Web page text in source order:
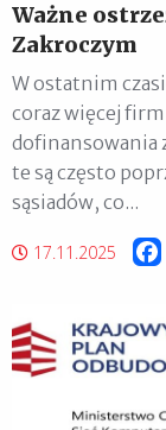
Ważne
Zakroczym
W ostatnim
coraz więcej
dofinansowania
te są często
sąsiadów, co...
17.11.2025